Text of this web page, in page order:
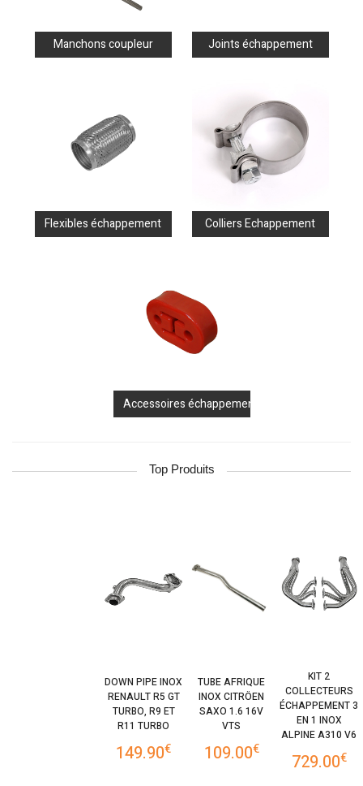
Manchons coupleur Joints échappement
Flexibles échappement Colliers Echappement
Accessoires échappement
Top Produits
DOWN PIPE INOX
RENAULT R5 GT
TURBO, R9 ET
R11 TURBO
149.90€
TUBE AFRIQUE
INOX CITRÖEN
SAXO 1.6 16V
VTS
109.00€
KIT 2
COLLECTEURS
ÉCHAPPEMENT 3
EN 1 INOX
ALPINE A310 V6
729.00€